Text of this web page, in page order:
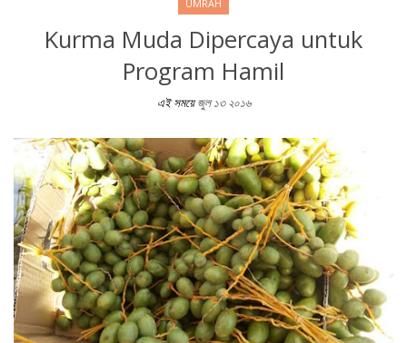
UMRAH
Kurma Muda Dipercaya untuk
Program Hamil
এই সময়েজুল ১৩ ২০১৬
Kurma Muda Dipercaya untuk Program Hamil